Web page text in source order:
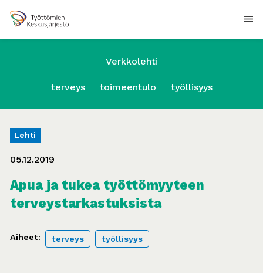
Verkkolehti
terveys toimeentulo työllisyys
Lehti
05.12.2019
Apua ja tukea työttömyyteen
terveystarkastuksista
Aiheet: terveys työllisyys